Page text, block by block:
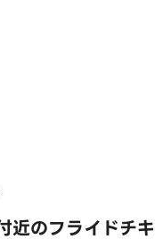
近のフライドチ